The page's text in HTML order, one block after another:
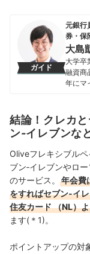
ガイド
元銀行
券・保
大島
大学卒
融資商
年にマ
済を
関する
大
結論！クレカ
ン‐イレブンな
Oliveフレキシブル
ブン‐イレブンやロ
のサービス。
年会費
をすればセブン‐イ
住友カード （NL）
ます(＊1)。
ポイントアップの対